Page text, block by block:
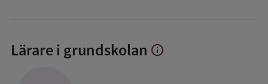
Lärare i grundskolan Visa
info